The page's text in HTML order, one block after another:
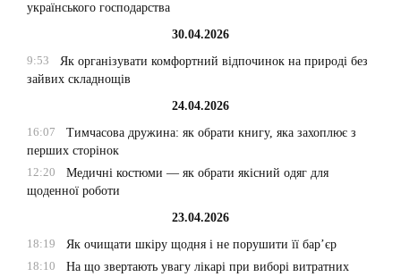
українського господарства
30.04.2026
9:53
Як організувати комфортний відпочинок на природі без
зайвих складнощів
24.04.2026
16:07
Тимчасова дружина: як обрати книгу, яка захоплює з
перших сторінок
12:20
Медичні костюми — як обрати якісний одяг для
щоденної роботи
23.04.2026
18:19
Як очищати шкіру щодня і не порушити її бар’єр
18:10
На що звертають увагу лікарі при виборі витратних